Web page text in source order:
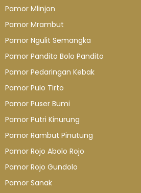
Pamor Mlinjon
Pamor Mrambut
Pamor Ngulit Semangka
Pamor Pandito Bolo Pandito
Pamor Pedaringan Kebak
Pamor Pulo Tirto
Pamor Puser Bumi
Pamor Putri Kinurung
Pamor Rambut Pinutung
Pamor Rojo Abolo Rojo
Pamor Rojo Gundolo
Pamor Sanak